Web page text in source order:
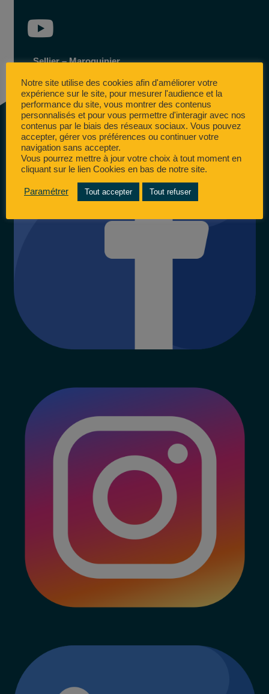
Sellier – Maroquinier
Notre site utilise des cookies afin d'améliorer votre
expérience sur le site, pour mesurer l'audience et la
performance du site, vous montrer des contenus
personnalisés et pour vous permettre d'interagir avec nos
contenus par le biais des réseaux sociaux. Vous pouvez
accepter, gérer vos préférences ou continuer votre
navigation sans accepter.
Vous pourrez mettre à jour votre choix à tout moment en
cliquant sur le lien Cookies en bas de notre site.
Paramétrer Tout accepter Tout refuser